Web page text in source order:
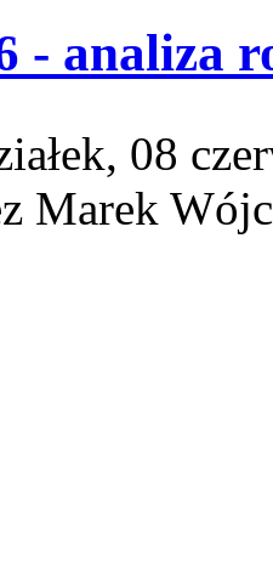
- analiza
08
Marek